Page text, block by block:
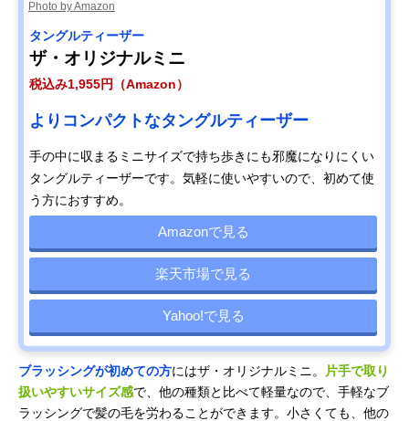
Photo by Amazon
タングルティーザー
ザ・オリジナルミニ
税込み1,955円（Amazon）
よりコンパクトなタングルティーザー
手の中に収まるミニサイズで持ち歩きにも邪魔になりにくい
タングルティーザーです。気軽に使いやすいので、初めて使
う方におすすめ。
Amazonで見る
楽天市場で見る
Yahoo!で見る
ブラッシングが初めての方にはザ・オリジナルミニ。
片手で取り
扱いやすいサイズ感で、他の種類と比べて軽量なので、手軽なブ
ラッシングで髪の毛を労わることができます。小さくても、他の